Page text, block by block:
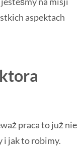
aspektach
praca to już nie
i jak to robimy.